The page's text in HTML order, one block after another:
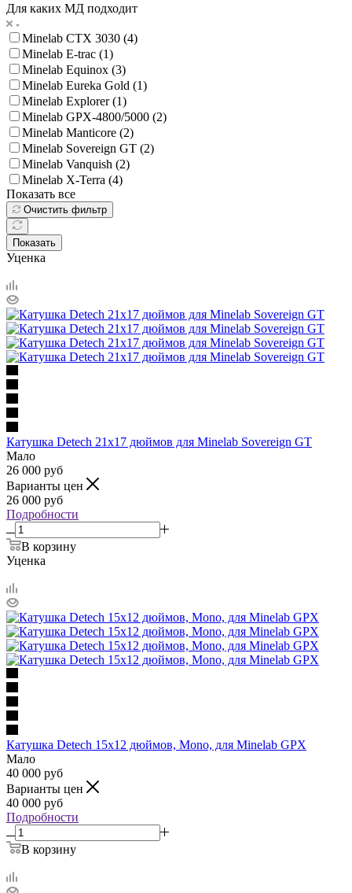
Для каких МД подходит
Minelab CTX 3030 (4)
Minelab E-trac (1)
Minelab Equinox (3)
Minelab Eureka Gold (1)
Minelab Explorer (1)
Minelab GPX-4800/5000 (2)
Minelab Manticore (2)
Minelab Sovereign GT (2)
Minelab Vanquish (2)
Minelab X-Terra (4)
Показать все
Очистить фильтр
Показать
Уценка
Катушка Detech 21х17 дюймов для Minelab Sovereign GT
Мало
26 000 руб
Варианты цен
26 000 руб
Подробности
В корзину
Уценка
Катушка Detech 15х12 дюймов, Mono, для Minelab GPX
Мало
40 000 руб
Варианты цен
40 000 руб
Подробности
В корзину